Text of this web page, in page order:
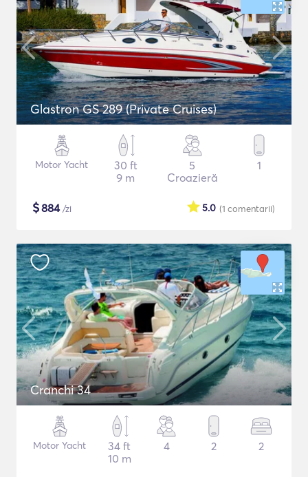
Glastron GS 289 (Private Cruises)
Motor Yacht
30 ft
9 m
5
Croazieră
1
$884/zi (1 comentarii)
5.0
Cranchi 34
Motor Yacht
34 ft
10 m
4 2 2